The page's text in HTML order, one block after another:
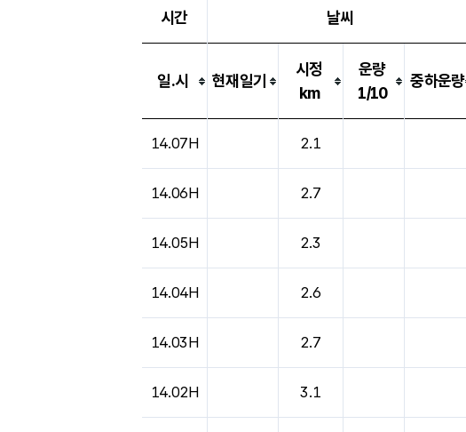
시간 날씨
일.시 현재일기
시정
km
운량
1/10
중하운량
14.07H 2.1
14.06H 2.7
14.05H 2.3
14.04H 2.6
14.03H 2.7
14.02H 3.1